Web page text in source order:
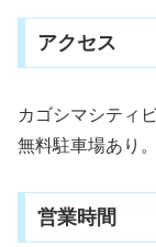
アクセス
カゴシマシティ
無料駐車場あり。
営業時間